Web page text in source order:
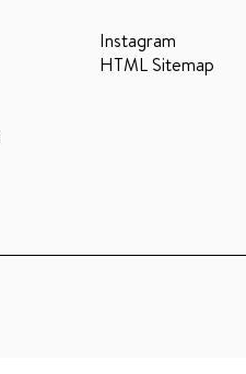
Instagram
HTML Sitemap